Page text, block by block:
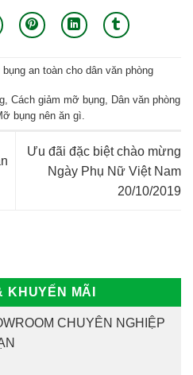
an toàn cho dân văn phòng
, Cách giảm mỡ bụng, Dân văn phòng
bụng nên ăn gì
Ưu đãi đặc biệt chào mừng
Ngày Phụ Nữ Việt Nam
20/10/2019
KHUYẾN MÃI
CHUYÊN NGHIỆP